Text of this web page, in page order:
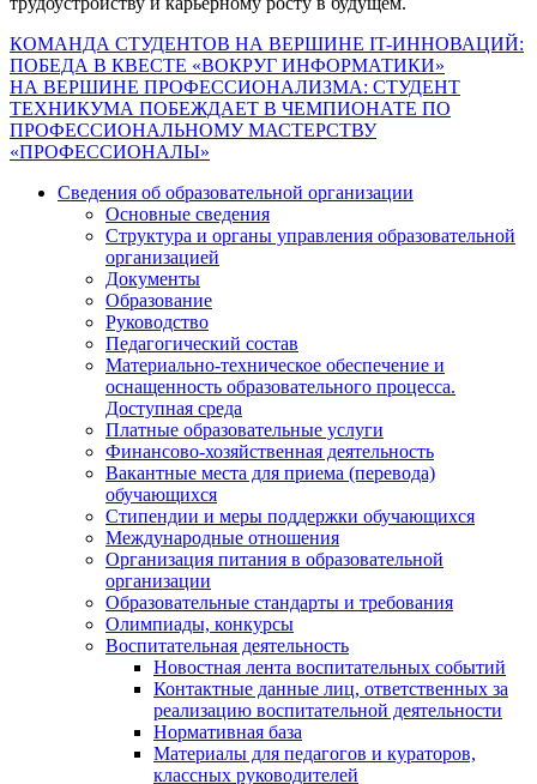
Навигация
по
записям
КОМАНДА СТУДЕНТОВ НА ВЕРШИНЕ IT-ИННОВАЦИЙ:
ПОБЕДА В КВЕСТЕ «ВОКРУГ ИНФОРМАТИКИ»
НА ВЕРШИНЕ ПРОФЕССИОНАЛИЗМА: СТУДЕНТ
ТЕХНИКУМА ПОБЕЖДАЕТ В ЧЕМПИОНАТЕ ПО
ПРОФЕССИОНАЛЬНОМУ МАСТЕРСТВУ
«ПРОФЕССИОНАЛЫ»
Сведения об образовательной организации
Основные сведения
Структура и органы управления образовательной
организацией
Документы
Образование
Руководство
Педагогический состав
Материально-техническое обеспечение и
оснащенность образовательного процесса.
Доступная среда
Платные образовательные услуги
Финансово-хозяйственная деятельность
Вакантные места для приема (перевода)
обучающихся
Стипендии и меры поддержки обучающихся
Международные отношения
Организация питания в образовательной
организации
Образовательные стандарты и требования
Олимпиады, конкурсы
Воспитательная деятельность
Новостная лента воспитательных событий
Контактные данные лиц, ответственных за
реализацию воспитательной деятельности
Нормативная база
Материалы для педагогов и кураторов,
классных руководителей